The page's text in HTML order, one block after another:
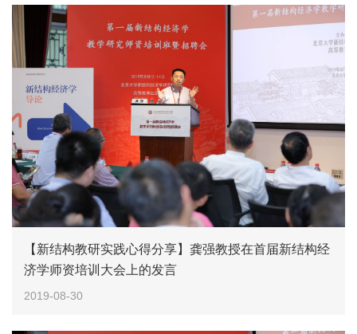
【新结构教研实践心得分享】龚强教授在首届新结构经
济学师资培训大会上的发言
2019-08-30